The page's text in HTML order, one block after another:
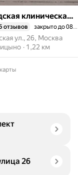
Городская клиническая больница имени В. М. Буянова, кардиохирургическое отделение № 2
4,5 из 5
отзывов закрыто до 08:00
ул., 26, Москва
Царицыно1,22 км
26